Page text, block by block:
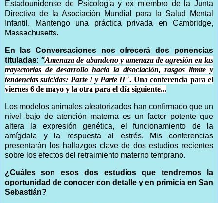
Estadounidense de Psicología y ex miembro de la Junta
Directiva de la Asociación Mundial para la Salud Mental
Infantil. Mantengo una práctica privada en Cambridge,
Massachusetts.
En las Conversaciones nos ofrecerá dos ponencias
tituladas: "Amenaza de abandono y amenaza de agresión en las
trayectorias de desarrollo hacia la disociación, rasgos límite y
tendencias suicidas: Parte I y Parte II". Una conferencia para el
viernes 6 de mayo y la otra para el día siguiente...
Los modelos animales aleatorizados han confirmado que un
nivel bajo de atención materna es un factor potente que
altera la expresión genética, el funcionamiento de la
amígdala y la respuesta al estrés. Mis conferencias
presentarán los hallazgos clave de dos estudios recientes
sobre los efectos del retraimiento materno temprano.
¿Cuáles son esos dos estudios que tendremos la
oportunidad de conocer con detalle y en primicia en San
Sebastián?